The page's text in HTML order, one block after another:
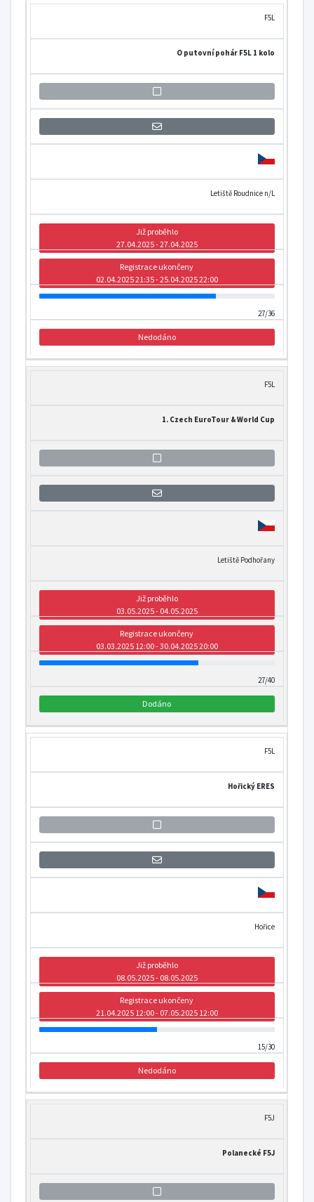
F5L
O putovní pohár F5L 1 kolo
Přihlášení se k informaci o otevření
Letiště Roudnice n/L
Již proběhlo
27.04.2025 - 27.04.2025
Registrace ukončeny
02.04.2025 21:35 - 25.04.2025 22:00
27/36
Nedodáno
F5L
1. Czech EuroTour & World Cup
Přihlášení se k informaci o otevření
Letiště Podhořany
Již proběhlo
03.05.2025 - 04.05.2025
Registrace ukončeny
03.03.2025 12:00 - 30.04.2025 20:00
27/40
Dodáno
F5L
Hořický ERES
Přihlášení se k informaci o otevření
Hořice
Již proběhlo
08.05.2025 - 08.05.2025
Registrace ukončeny
21.04.2025 12:00 - 07.05.2025 12:00
15/30
Nedodáno
F5J
Polanecké F5J